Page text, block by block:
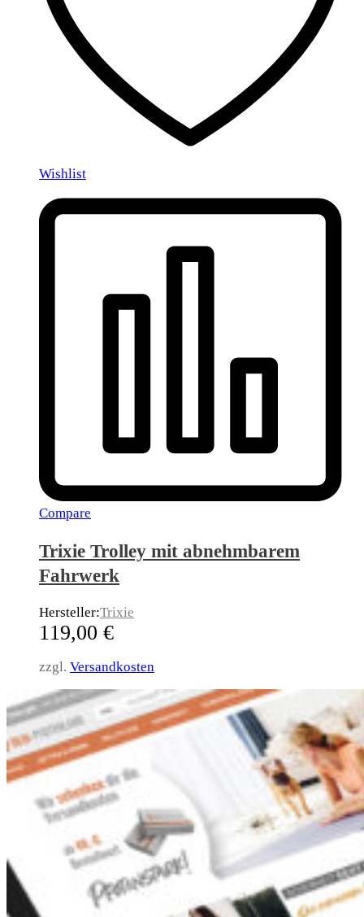
Wishlist
Compare
Trixie Trolley mit abnehmbarem
Fahrwerk
Hersteller:Trixie
119,00 €
zzgl. Versandkosten